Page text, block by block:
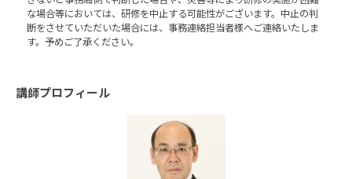
な場合等においては、研修を中止する可能性がございます。中止の判
断をさせていただいた場合には、事務連絡担当者様へご連絡いたしま
す。予めご了承ください。
講師プロフィール